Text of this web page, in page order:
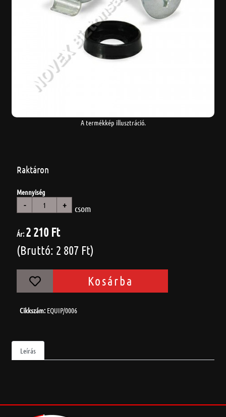
A termékkép illusztráció.
Raktáron
Mennyiség
- + csom
Ár: 2 210 Ft
(Bruttó: 2 807 Ft)
Kosárba
Cikkszám: EQUIP/0006
Leírás